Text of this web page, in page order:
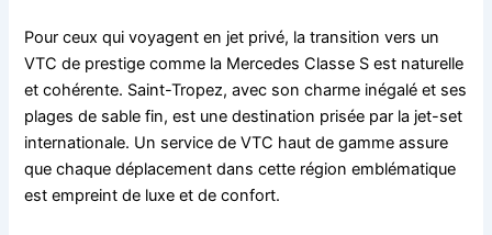
Pour ceux qui voyagent en jet privé, la transition vers un
VTC de prestige comme la Mercedes Classe S est naturelle
et cohérente. Saint-Tropez, avec son charme inégalé et ses
plages de sable fin, est une destination prisée par la jet-set
internationale. Un service de VTC haut de gamme assure
que chaque déplacement dans cette région emblématique
est empreint de luxe et de confort.